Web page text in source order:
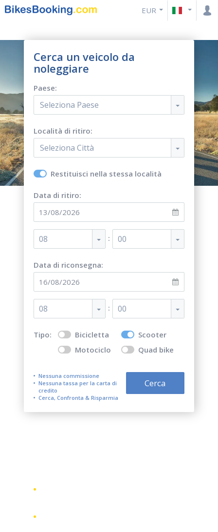
EUR
Cerca un veicolo da
noleggiare
Paese:
Seleziona Paese
Località di ritiro:
Seleziona Città
Restituisci nella stessa località
Data di ritiro:
08 : 00
Data di riconsegna:
08 : 00
Tipo: Bicicletta
Scooter
Motociclo
Quad bike
Nessuna commissione
Nessuna tassa per la carta di
credito
Cerca, Confronta & Risparmia
Cerca